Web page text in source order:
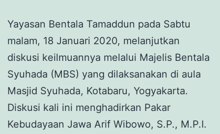
Yayasan Bentala Tamaddun pada Sabtu
malam, 18 Januari 2020, melanjutkan
diskusi keilmuannya melalui Majelis Bentala
Syuhada (MBS) yang dilaksanakan di aula
Masjid Syuhada, Kotabaru, Yogyakarta.
Diskusi kali ini menghadirkan Pakar
Kebudayaan Jawa Arif Wibowo, S.P., M.P.I.